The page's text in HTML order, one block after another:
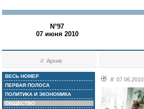
N°97
07 июня 2010
//Архив
ВЕСЬ НОМЕР
ПЕРВАЯ ПОЛОСА
ПОЛИТИКА И ЭКОНОМИКА
ОБЩЕСТВО
// 07.06.2010